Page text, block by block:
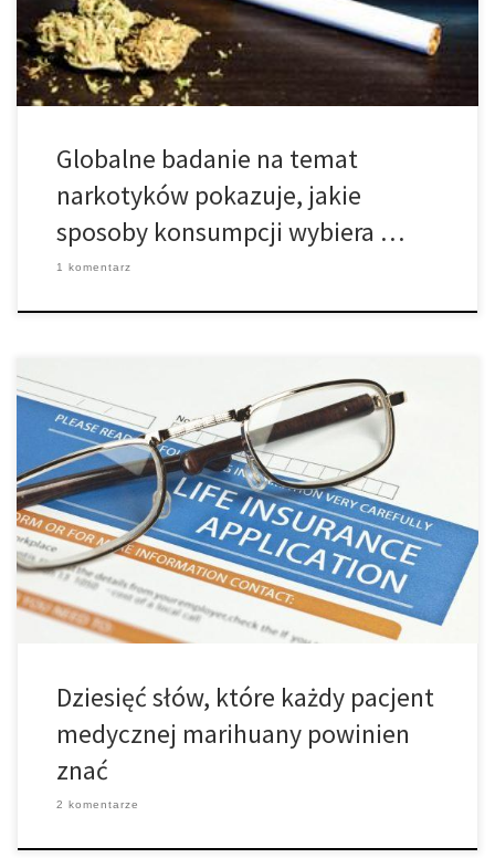
zakupów oraz sposoby konsumpcji. Palenie jointów jest […]
Globalne badanie na temat
narkotyków pokazuje, jakie
sposoby konsumpcji wybiera …
1 komentarz
1. THC (tetrahydrokannabinol) Wybitny związek psychoaktywny
znajdujący się w marihuanie, który jest głównym powodem dla
którego czujesz się na haju. THC wydaje się również pomagać
pacjentom cierpiącym z powodu bólu oraz pomaga pobudzić
apetyt. Ilość THC w roślinach może się znacznie różnić, od
stosunkowo łagodnego poziomu (1 – 4%) do […]
Dziesięć słów, które każdy pacjent
medycznej marihuany powinien
znać
2 komentarze